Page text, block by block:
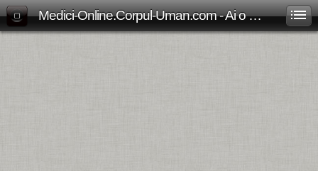
Medici-Online.Corpul-Uman.com - Ai o problema medicala? Aici gasesti, gratuit, raspunsul!